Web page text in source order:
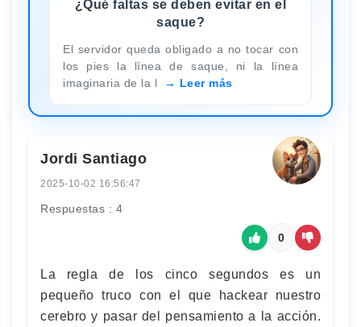
¿Qué faltas se deben evitar en el
saque?
El servidor queda obligado a no tocar con
los pies la línea de saque, ni la línea
imaginaria de la l
Leer más
Jordi Santiago
2025-10-02 16:56:47
Respuestas : 4
0
La regla de los cinco segundos es un
pequeño truco con el que hackear nuestro
cerebro y pasar del pensamiento a la acción.